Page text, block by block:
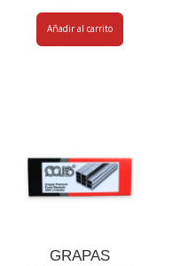
Añadir al carrito
GRAPAS